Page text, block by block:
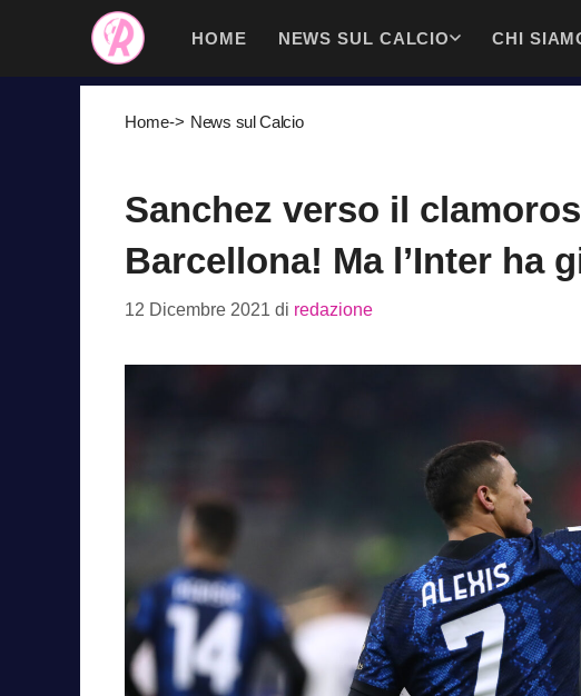
contenuto
HOME NEWS SUL CALCIO CHI
Home-> News sul Calcio
Sanchez verso il
Barcellona! Ma l’Inter ha
12 Dicembre 2021 di redazione